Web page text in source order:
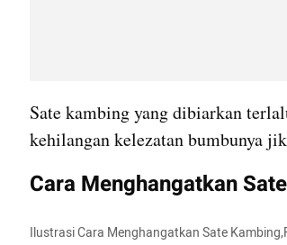
Sate kambing yang dibiarkan
kehilangan kelezatan bumbunya
Cara Menghangatkan
Ilustrasi Cara Menghangatkan Sate